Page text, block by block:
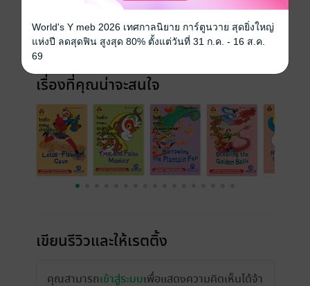
02 กรกฎาคม 2568
ความยาว 300 หน้า
เรื่องที่คุณน่าจะสนใจ
เขียนรีวิวและให้เรตติ้ง
คุณสามารถเข้าสู่ระบบเพื่อแสดงความคิดเห็นได้จ้า
World's Y meb 2026 เทศกาลนิยาย การ์ตูนวาย สุดยิ่งใหญ่
แห่งปี ลดสุดฟิน สูงสุด 80% ตั้งแต่วันที่ 31 ก.ค. - 16 ส.ค.
69